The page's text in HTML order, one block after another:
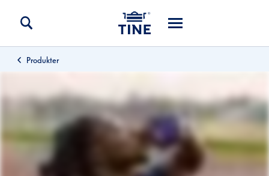
Produkter